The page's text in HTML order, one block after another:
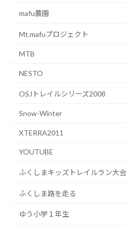
mafu農園
Mt.mafuプロジェクト
MTB
NESTO
OSJトレイルシリーズ2008
Snow-Winter
XTERRA2011
YOUTUBE
ふくしまキッズトレイルラン大会
ふくしま路を走る
ゆう小学１年生